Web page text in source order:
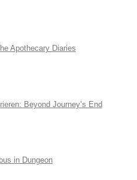
Apothecary Diaries
Beyond Journey’s End
in Dungeon